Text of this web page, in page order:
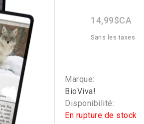
14,99$CA
Sans les taxes
Marque:
BioViva!
Disponibilité:
En rupture de stock